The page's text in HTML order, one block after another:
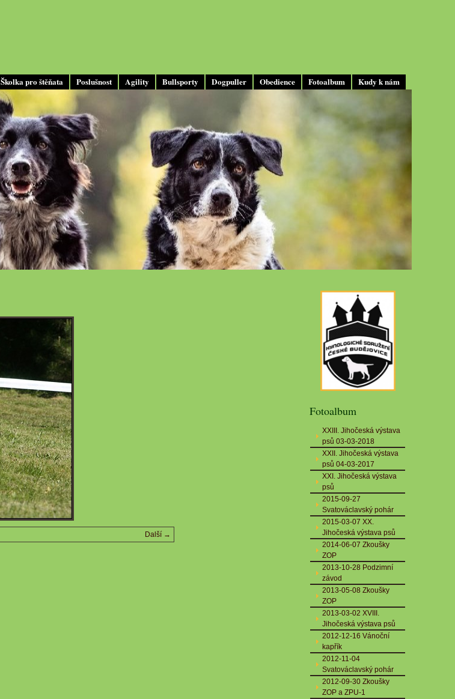
Školka pro štěňata Poslušnost Agility Bullsporty Dogpuller Obedience Fotoalbum Kudy k nám
Další →
Fotoalbum
XXIII. Jihočeská výstava
psů 03-03-2018
XXII. Jihočeská výstava
psů 04-03-2017
XXI. Jihočeská výstava
psů
2015-09-27
Svatováclavský pohár
2015-03-07 XX.
Jihočeská výstava psů
2014-06-07 Zkoušky
ZOP
2013-10-28 Podzimní
závod
2013-05-08 Zkoušky
ZOP
2013-03-02 XVIII.
Jihočeská výstava psů
2012-12-16 Vánoční
kapřík
2012-11-04
Svatováclavský pohár
2012-09-30 Zkoušky
ZOP a ZPU-1